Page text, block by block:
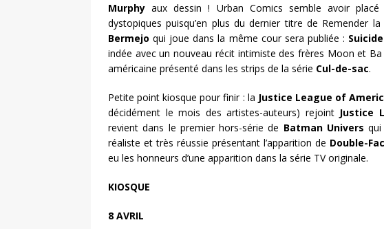
Murphy aux dessin ! Urban Comics semble avoir
dystopiques puisqu’en plus du dernier titre de Remender
Bermejo qui joue dans la même cour sera publiée :
indée avec un nouveau récit intimiste des frères Moon et
américaine présenté dans les strips de la série Cul-de-sac.
Petite point kiosque pour finir : la Justice League of
décidément le mois des artistes-auteurs) rejoint Justice
revient dans le premier hors-série de Batman Univers
réaliste et très réussie présentant l’apparition de Double-
eu les honneurs d’une apparition dans la série TV originale.
KIOSQUE
8 AVRIL